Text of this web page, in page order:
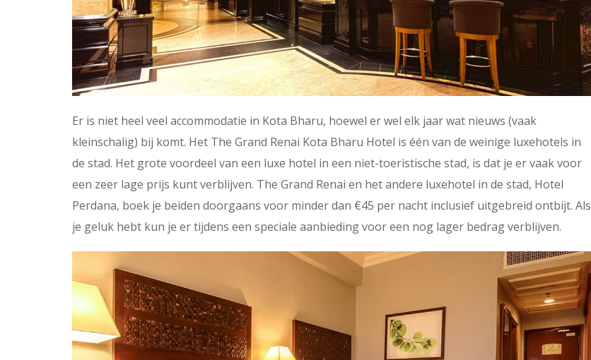
Er is niet heel veel accommodatie in Kota Bharu, hoewel er wel elk jaar wat nieuws (vaak
kleinschalig) bij komt. Het The Grand Renai Kota Bharu Hotel is één van de weinige luxehotels in
de stad. Het grote voordeel van een luxe hotel in een niet-toeristische stad, is dat je er vaak voor
een zeer lage prijs kunt verblijven. The Grand Renai en het andere luxehotel in de stad, Hotel
Perdana, boek je beiden doorgaans voor minder dan €45 per nacht inclusief uitgebreid ontbijt. Als
je geluk hebt kun je er tijdens een speciale aanbieding voor een nog lager bedrag verblijven.